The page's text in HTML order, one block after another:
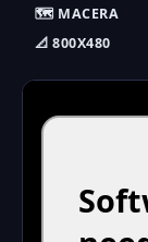
🗺️ MACERA
📐 800X480